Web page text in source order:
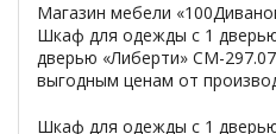
Магазин мебели
Шкаф для одежды с 1
дверью «Либерти» СМ-
выгодным ценам от
Шкаф для одежды с 1